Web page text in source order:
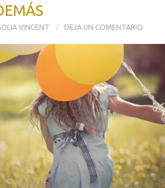
VINCENT DEJA UN COMENTARIO